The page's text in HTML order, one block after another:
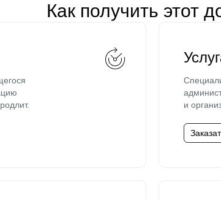
Как получить этот
и